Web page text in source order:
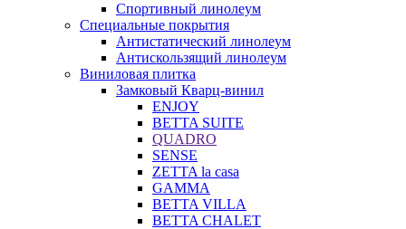
Спортивный линолеум
Специальные покрытия
Антистатический линолеум
Антискользящий линолеум
Виниловая плитка
Замковый Кварц-винил
ENJOY
BETTA SUITE
QUADRO
SENSE
ZETTA la casa
GAMMA
BETTA VILLA
BETTA CHALET